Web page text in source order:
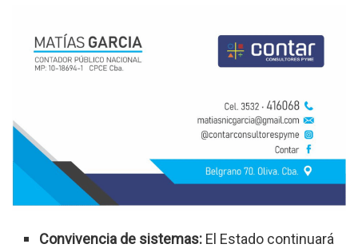
Convivencia de sistemas: El Estado continuará